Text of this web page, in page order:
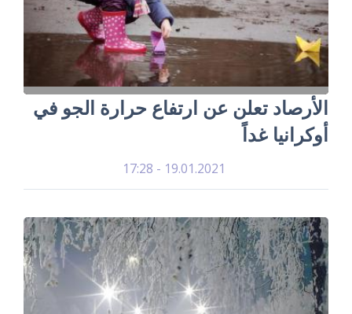
الأرصاد تعلن عن ارتفاع حرارة الجو في
أوكرانيا غداً
19.01.2021 - 17:28